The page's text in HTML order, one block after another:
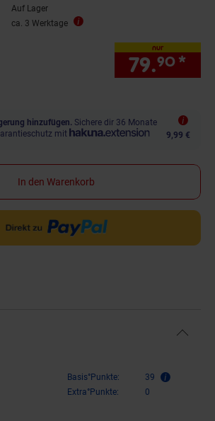
Auf Lager
ca. 3 Werktage
nur
79.90 *
hinzufügen. Sichere dir 36 Monate
mit
9,99 €
In den Warenkorb
Basis°Punkte:
39
Extra°Punkte:
0